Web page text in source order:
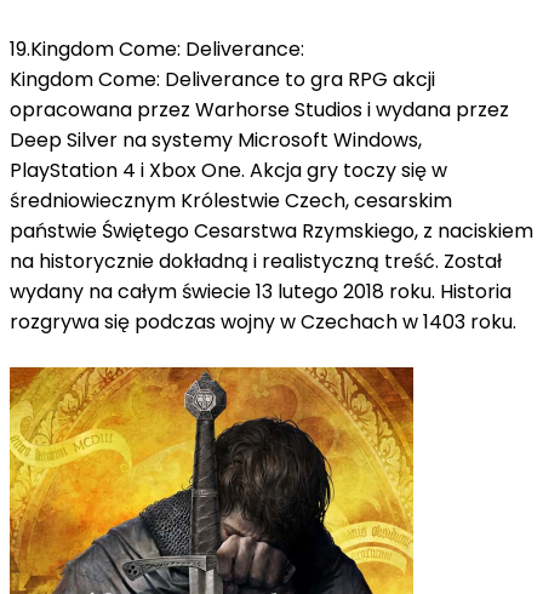
19.Kingdom Come: Deliverance:
Kingdom Come: Deliverance to gra RPG akcji
opracowana przez Warhorse Studios i wydana przez
Deep Silver na systemy Microsoft Windows,
PlayStation 4 i Xbox One. Akcja gry toczy się w
średniowiecznym Królestwie Czech, cesarskim
państwie Świętego Cesarstwa Rzymskiego, z naciskiem
na historycznie dokładną i realistyczną treść. Został
wydany na całym świecie 13 lutego 2018 roku. Historia
rozgrywa się podczas wojny w Czechach w 1403 roku.